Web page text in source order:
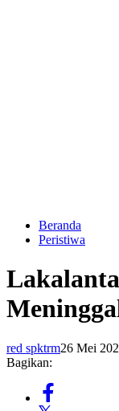
Beranda
Peristiwa
red spktrm26 Mei
Bagikan: